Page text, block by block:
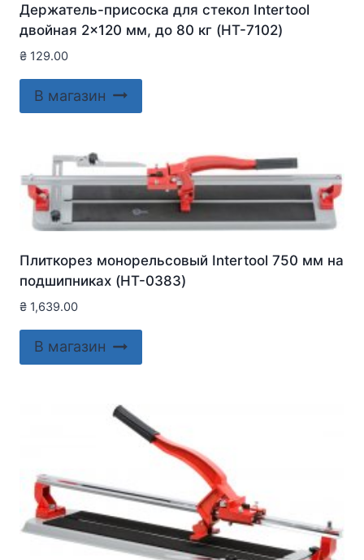
Держатель-присоска для стекол Intertool
двойная 2×120 мм, до 80 кг (HT-7102)
₴ 129.00
В магазин
Плиткорез монорельсовый Intertool 750 мм на
подшипниках (HT-0383)
₴ 1,639.00
В магазин